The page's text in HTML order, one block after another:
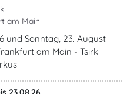
am Main
und Sonntag, 23. August
am Main - Tsirk